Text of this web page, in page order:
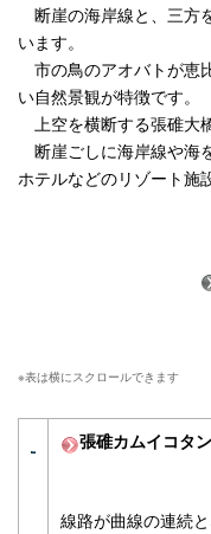
断崖の海岸線と、三方
います。
市の鳥のアオバトが恵
い自然景観が特徴です。
上空を横断する張碓大
断崖ごしに海岸線や海
ホテルなどのリゾート施
張碓カムイコタ
線路が曲線の連続